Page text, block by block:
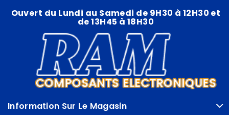
Ouvert du Lundi au Samedi de 9H30 à 12H30 et
de 13H45 à 18H30
Information Sur Le Magasin